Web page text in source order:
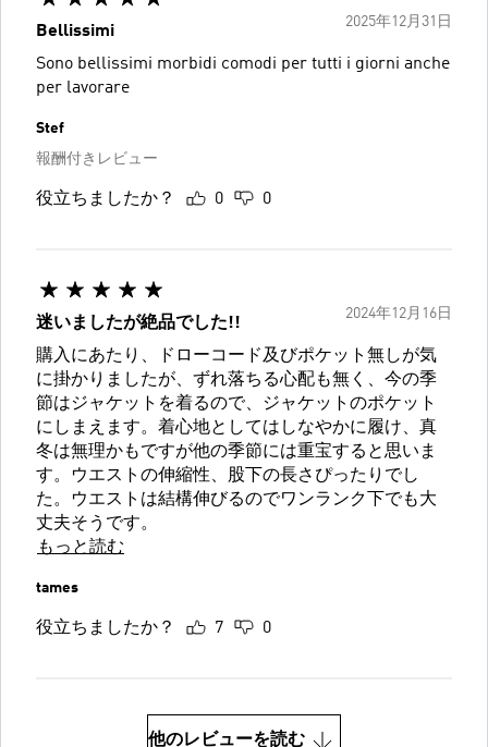
2025年12月31日
Bellissimi
Sono bellissimi morbidi comodi per tutti i giorni anche
per lavorare
Stef
報酬付きレビュー
役立ちましたか？ 0 0
2024年12月16日
迷いましたが絶品でした!!
購入にあたり、ドローコード及びポケット無しが気
に掛かりましたが、ずれ落ちる心配も無く、今の季
節はジャケットを着るので、ジャケットのポケット
にしまえます。着心地としてはしなやかに履け、真
冬は無理かもですが他の季節には重宝すると思いま
す。ウエストの伸縮性、股下の長さぴったりでし
た。ウエストは結構伸びるのでワンランク下でも大
丈夫そうです。
もっと読む
tames
役立ちましたか？ 7 0
他のレビューを読む